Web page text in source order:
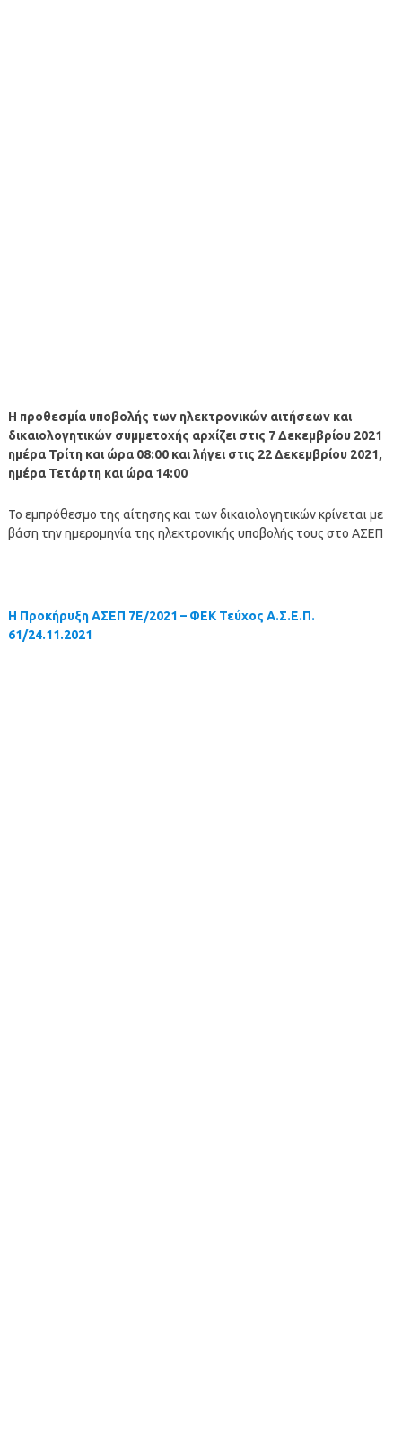
Η προθεσμία υποβολής των ηλεκτρονικών αιτήσεων και
δικαιολογητικών συμμετοχής αρχίζει στις 7 Δεκεμβρίου 2021
ημέρα Τρίτη και ώρα 08:00 και λήγει στις 22 Δεκεμβρίου 2021,
ημέρα Τετάρτη και ώρα 14:00
Το εμπρόθεσμο της αίτησης και των δικαιολογητικών κρίνεται με
βάση την ημερομηνία της ηλεκτρονικής υποβολής τους στο ΑΣΕΠ
Η Προκήρυξη ΑΣΕΠ 7Ε/2021 – ΦΕΚ Τεύχος Α.Σ.Ε.Π.
61/24.11.2021